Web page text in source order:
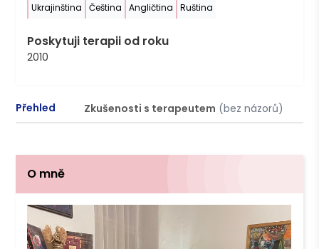
Ukrajinština Čeština Angličtina Ruština
Poskytuji terapii od roku
2010
Přehled Zkušenosti s terapeutem (bez názorů)
O mně